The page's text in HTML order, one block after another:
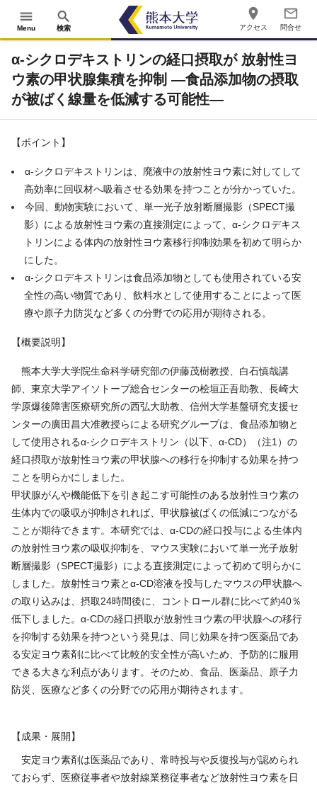
menu
Menu
search
検索
place
アクセス
mail_outline
問合せ
α-シクロデキストリンの経口摂取が 放射性ヨ
ウ素の甲状腺集積を抑制 ―食品添加物の摂取
が被ばく線量を低減する可能性―
【ポイント】
α-シクロデキストリンは、廃液中の放射性ヨウ素に対してして
高効率に回収材へ吸着させる効果を持つことが分かっていた。
今回、動物実験において、単一光子放射断層撮影（SPECT撮
影）による放射性ヨウ素の直接測定によって、α-シクロデキス
トリンによる体内の放射性ヨウ素移行抑制効果を初めて明らか
にした。
α-シクロデキストリンは食品添加物としても使用されている安
全性の高い物質であり、飲料水として使用することによって医
療や原子力防災など多くの分野での応用が期待される。
【概要説明】
熊本大学大学院生命科学研究部の伊藤茂樹教授、白石慎哉講
師、東京大学アイソトープ総合センターの桧垣正吾助教、長崎大
学原爆後障害医療研究所の西弘大助教、信州大学基盤研究支援セ
ンターの廣田昌大准教授らによる研究グループは、食品添加物と
して使用されるα-シクロデキストリン（以下、α-CD）（注1）の
経口摂取が放射性ヨウ素の甲状腺への移行を抑制する効果を持つ
ことを明らかにしました。
甲状腺がんや機能低下を引き起こす可能性のある放射性ヨウ素の
生体内での吸収が抑制されれば、甲状腺被ばくの低減につながる
ことが期待できます。本研究では、α-CDの経口投与による生体内
の放射性ヨウ素の吸収抑制を、マウス実験において単一光子放射
断層撮影（SPECT撮影）による直接測定によって初めて明らかに
しました。放射性ヨウ素とα-CD溶液を投与したマウスの甲状腺へ
の取り込みは、摂取24時間後に、コントロール群に比べて約40％
低下しました。α-CDの経口摂取が放射性ヨウ素の甲状腺への移行
を抑制する効果を持つという発見は、同じ効果を持つ医薬品であ
る安定ヨウ素剤に比べて比較的安全性が高いため、予防的に服用
できる大きな利点があります。そのため、食品、医薬品、原子力
防災、医療など多くの分野での応用が期待されます。
【成果・展開】
安定ヨウ素剤は医薬品であり、常時投与や反復投与が認められ
ておらず、医療従事者や放射線業務従事者など放射性ヨウ素を日